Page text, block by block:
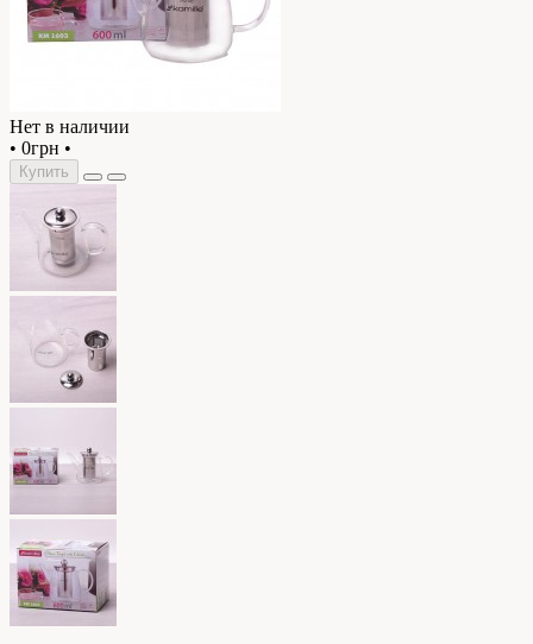
Нет в наличии
• 0грн •
Купить